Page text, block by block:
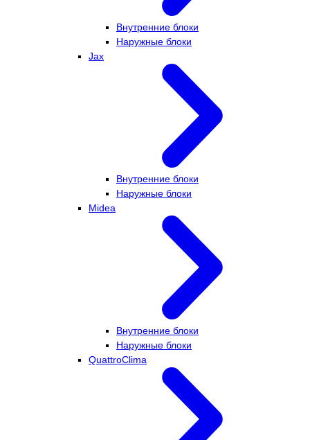
Внутренние блоки
Наружные блоки
Jax
Внутренние блоки
Наружные блоки
Midea
Внутренние блоки
Наружные блоки
QuattroClima